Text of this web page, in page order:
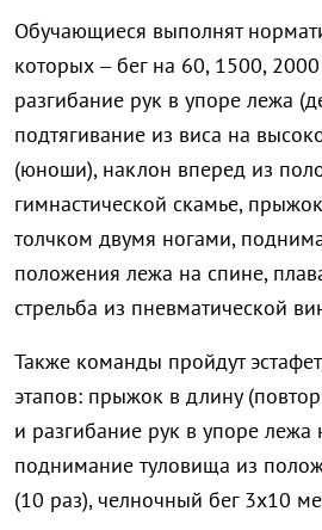
Обучающиеся выполнят
которых – бег на 60, 1500,
разгибание рук в упоре лежа
подтягивание из виса на
(юноши), наклон вперед из
гимнастической скамье,
толчком двумя ногами,
положения лежа на спине,
стрельба из пневматической
Также команды пройдут
этапов: прыжок в длину
и разгибание рук в упоре лежа
поднимание туловища из
(10 раз), челночный бег 3х10